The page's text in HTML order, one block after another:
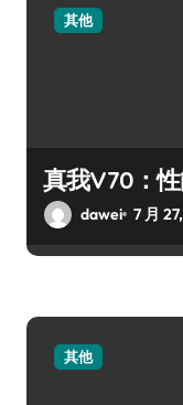
其他
真我V70：
dawei 7 月
其他